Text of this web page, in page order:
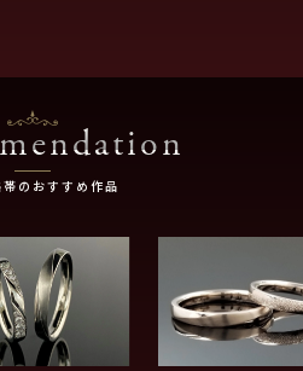
のおすすめ作品